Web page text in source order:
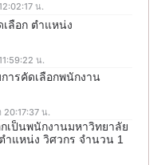
น.
ลือก ตำแหน่ง
น.
ารคัดเลือกพนักงาน
20:17:37 น.
เป็นพนักงานมหาวิทยาลัย
แหน่ง วิศวกร จำนวน 1